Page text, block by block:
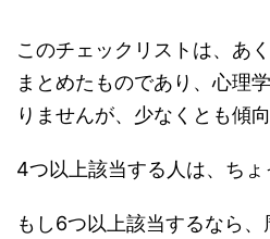
このチェックリストは、あ
まとめたものであり、心理
りませんが、少なくとも傾
4つ以上該当する人は、ちょ
もし6つ以上該当するなら